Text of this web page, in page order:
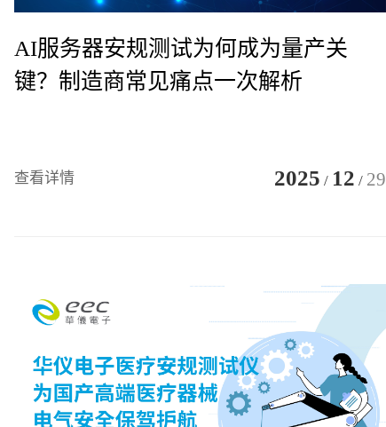
AI服务器安规测试为何成为量产关
键？制造商常见痛点一次解析
查看详情 2025 / 12 / 29